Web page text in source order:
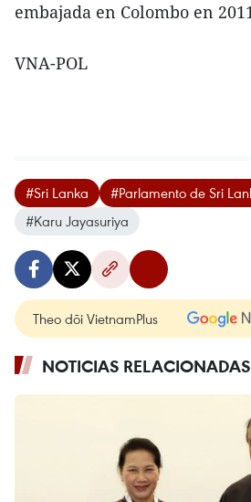
embajada en Colombo en
VNA-POL
#Sri Lanka
#Parlamento de Sri
#Karu Jayasuriya
Theo dõi VietnamPlus
NOTICIAS RELACIONADAS